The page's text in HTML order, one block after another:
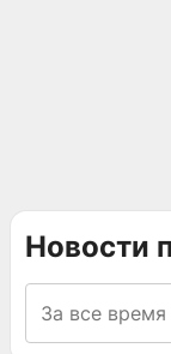
Новости